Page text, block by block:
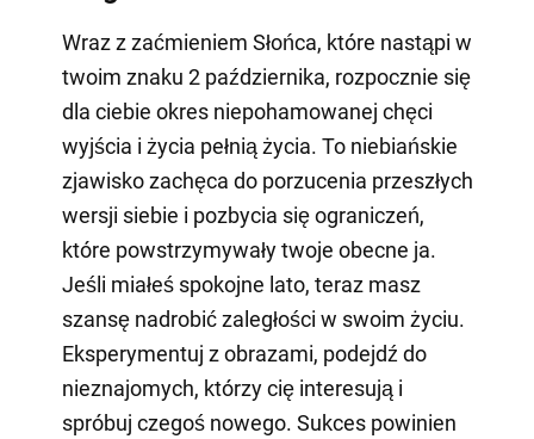
Wraz z zaćmieniem Słońca, które nastąpi w
twoim znaku 2 października, rozpocznie się
dla ciebie okres niepohamowanej chęci
wyjścia i życia pełnią życia. To niebiańskie
zjawisko zachęca do porzucenia przeszłych
wersji siebie i pozbycia się ograniczeń,
które powstrzymywały twoje obecne ja.
Jeśli miałeś spokojne lato, teraz masz
szansę nadrobić zaległości w swoim życiu.
Eksperymentuj z obrazami, podejdź do
nieznajomych, którzy cię interesują i
spróbuj czegoś nowego. Sukces powinien